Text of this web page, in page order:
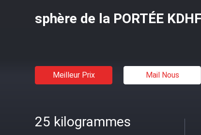
sphère de la PORTÉE
Meilleur Prix Mail Nous
25 kilogrammes